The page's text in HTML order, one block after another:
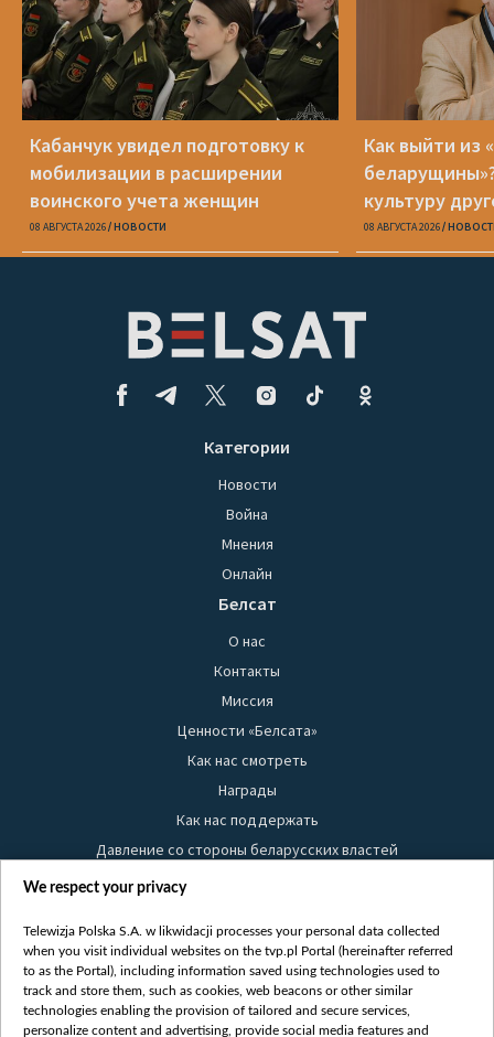
Кабанчук увидел подготовку к
мобилизации в расширении
воинского учета женщин
08 АВГУСТА 2026 НОВОСТИ
Как выйти из
культуру
08 АВГУСТА 2026
Категории
Новости
Война
Мнения
Онлайн
Белсат
О нас
Контакты
Миссия
Ценности «Белсата»
Как нас смотреть
Награды
Как нас поддержать
Давление со стороны беларусских властей
Правила использования материалов
Безопасность
Youtube
Белсат news
We respect your privacy
Telewizja Polska S.A. w likwidacji processes your personal data collected
when you visit individual websites on the tvp.pl Portal (hereinafter referred
to as the Portal), including information saved using technologies used to
track and store them, such as cookies, web beacons or other similar
technologies enabling the provision of tailored and secure services,
personalize content and advertising, provide social media features and